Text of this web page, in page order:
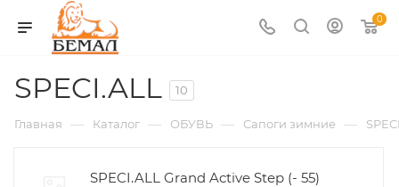
0
SPECI.ALL 10
Главная — Каталог — ОБУВЬ — Сапоги зимние —
SPECI.ALL Grand Active Step (- 55)